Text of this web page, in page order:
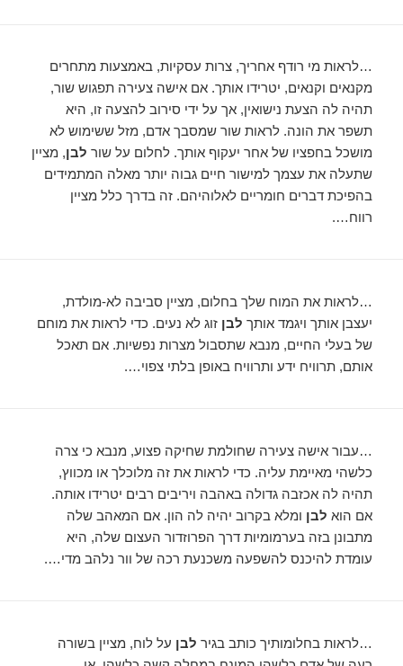
…לראות מי רודף אחריך, צרות עסקיות, באמצעות מתחרים
מקנאים וקנאים, יטרידו אותך. אם אישה צעירה תפגוש שור,
תהיה לה הצעת נישואין, אך על ידי סירוב להצעה זו, היא
תשפר את הונה. לראות שור שמסבך אדם, מזל ששימוש לא
מושכל בחפציו של אחר יעקוף אותך. לחלום על שור לבן, מציין
שתעלה את עצמך למישור חיים גבוה יותר מאלה המתמידים
בהפיכת דברים חומריים לאלוהיהם. זה בדרך כלל מציין
רווח….
…לראות את המוח שלך בחלום, מציין סביבה לא-מולדת,
יעצבן אותך ויגמד אותך לבן זוג לא נעים. כדי לראות את מוחם
של בעלי החיים, מנבא שתסבול מצרות נפשיות. אם תאכל
אותם, תרוויח ידע ותרוויח באופן בלתי צפוי….
…עבור אישה צעירה שחולמת שחיקה פצוע, מנבא כי צרה
כלשהי מאיימת עליה. כדי לראות את זה מלוכלך או מכווץ,
תהיה לה אכזבה גדולה באהבה ויריבים רבים יטרידו אותה.
אם הוא לבן ומלא בקרוב יהיה לה הון. אם המאהב שלה
מתבונן בזה בערמומיות דרך הפרוזדור העצום שלה, היא
עומדת להיכנס להשפעה משכנעת רכה של וור נלהב מדי….
…לראות בחלומותיך כותב בגיר לבן על לוח, מציין בשורה